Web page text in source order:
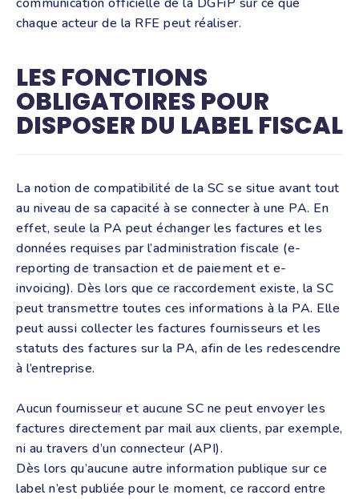
chaque acteur de la RFE peut réaliser.
LES FONCTIONS
OBLIGATOIRES POUR
DISPOSER DU LABEL FISCAL
La notion de compatibilité de la SC se situe avant tout
au niveau de sa capacité à se connecter à une PA. En
effet, seule la PA peut échanger les factures et les
données requises par l’administration fiscale (e-
reporting de transaction et de paiement et e-
invoicing). Dès lors que ce raccordement existe, la SC
peut transmettre toutes ces informations à la PA. Elle
peut aussi collecter les factures fournisseurs et les
statuts des factures sur la PA, afin de les redescendre
à l’entreprise.
Aucun fournisseur et aucune SC ne peut envoyer les
factures directement par mail aux clients, par exemple,
ni au travers d’un connecteur (API).
Dès lors qu’aucune autre information publique sur ce
label n’est publiée pour le moment, ce raccord entre